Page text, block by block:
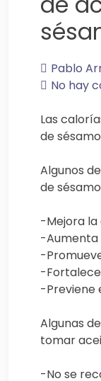
Pablo
No hay
Las
de sésamo
Algunos
de
-Mejora la
-
-
-
-Previene
Algunas
tomar
-No se